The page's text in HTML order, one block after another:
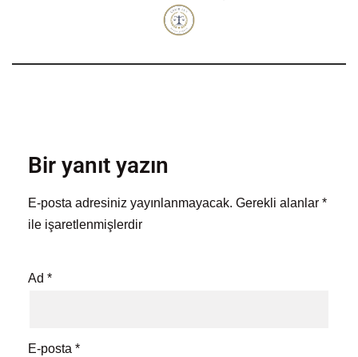
Bir yanıt yazın
E-posta adresiniz yayınlanmayacak. Gerekli alanlar *
ile işaretlenmişlerdir
Ad *
E-posta *